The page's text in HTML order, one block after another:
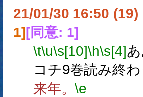
21/01/30 16:50 (19)
1][同意: 1]
\t\u\s[10]\h\s[4]
コチ9巻読み終
来年。 \e